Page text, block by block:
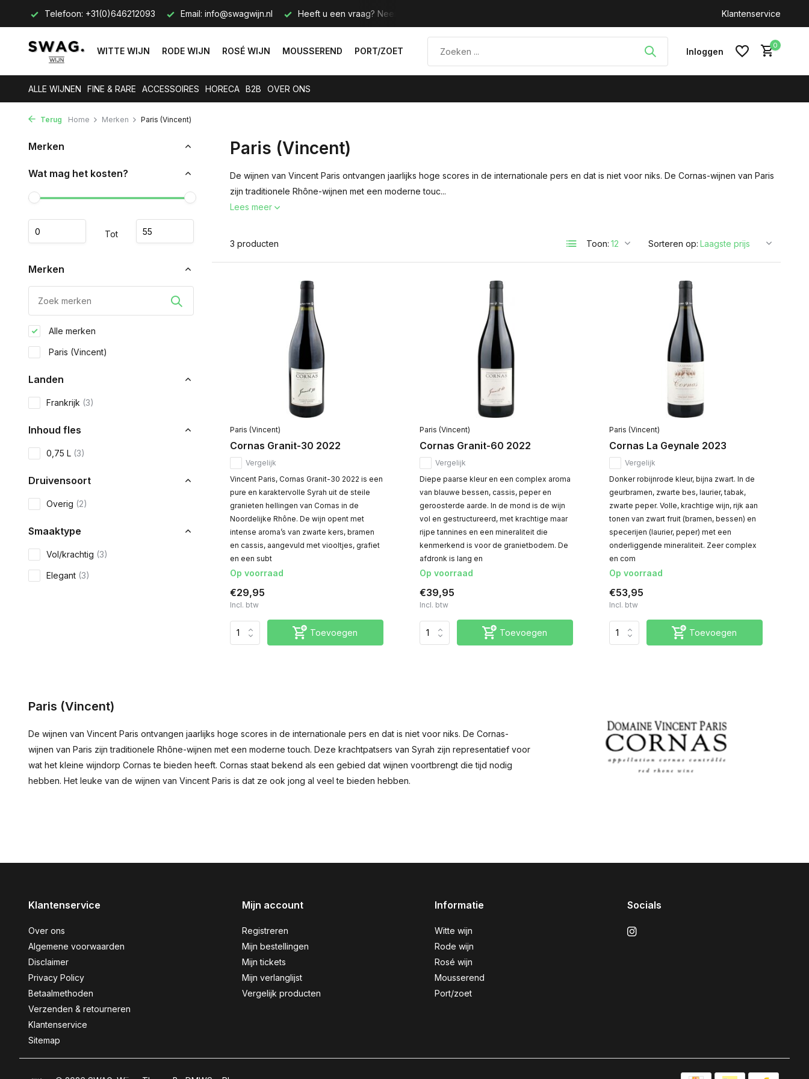
Telefoon: +31(0)646212093 Email: info@swagwijn.nl Heeft u een vraag? Neem contact met ons op. Klantenservice
WITTE WIJN RODE WIJN ROSÉ WIJN MOUSSEREND PORT/ZOET Inloggen
0
ALLE WIJNEN FINE & RARE ACCESSOIRES HORECA B2B OVER ONS
Terug Home Merken Paris (Vincent)
Merken
Wat mag het kosten?
Tot
Merken
Alle merken
Paris (Vincent)
Landen
Frankrijk (3)
Inhoud fles
0,75 L (3)
Druivensoort
Overig (2)
Smaaktype
Vol/krachtig (3)
Elegant (3)
Paris (Vincent)
De wijnen van Vincent Paris ontvangen jaarlijks hoge scores in de internationale pers en dat is niet voor niks. De Cornas-wijnen van Paris
zijn traditionele Rhône-wijnen met een moderne touc...
Lees meer
3 producten Toon: Sorteren op:
Paris (Vincent)
Cornas Granit-30 2022
Vergelijk
Vincent Paris, Cornas Granit-30 2022 is een
pure en karaktervolle Syrah uit de steile
granieten hellingen van Cornas in de
Noordelijke Rhône. De wijn opent met
intense aroma’s van zwarte kers, bramen
en cassis, aangevuld met viooltjes, grafiet
en een subt
Op voorraad
€29,95
Incl. btw
Toevoegen
Paris (Vincent)
Cornas Granit-60 2022
Vergelijk
Diepe paarse kleur en een complex aroma
van blauwe bessen, cassis, peper en
geroosterde aarde. In de mond is de wijn
vol en gestructureerd, met krachtige maar
rijpe tannines en een mineraliteit die
kenmerkend is voor de granietbodem. De
afdronk is lang en
Op voorraad
€39,95
Incl. btw
Toevoegen
Paris (Vincent)
Cornas La Geynale 2023
Vergelijk
Donker robijnrode kleur, bijna zwart. In de
geurbramen, zwarte bes, laurier, tabak,
zwarte peper. Volle, krachtige wijn, rijk aan
tonen van zwart fruit (bramen, bessen) en
specerijen (laurier, peper) met een
onderliggende mineraliteit. Zeer complex
en com
Op voorraad
€53,95
Incl. btw
Toevoegen
Paris (Vincent)
De wijnen van Vincent Paris ontvangen jaarlijks hoge scores in de internationale pers en dat is niet voor niks. De Cornas-
wijnen van Paris zijn traditionele Rhône-wijnen met een moderne touch. Deze krachtpatsers van Syrah zijn representatief voor
wat het kleine wijndorp Cornas te bieden heeft. Cornas staat bekend als een gebied dat wijnen voortbrengt die tijd nodig
hebben. Het leuke van de wijnen van Vincent Paris is dat ze ook jong al veel te bieden hebben.
Klantenservice
Over ons
Algemene voorwaarden
Disclaimer
Privacy Policy
Betaalmethoden
Verzenden & retourneren
Klantenservice
Sitemap
Mijn account
Registreren
Mijn bestellingen
Mijn tickets
Mijn verlanglijst
Vergelijk producten
Informatie
Witte wijn
Rode wijn
Rosé wijn
Mousserend
Port/zoet
Socials